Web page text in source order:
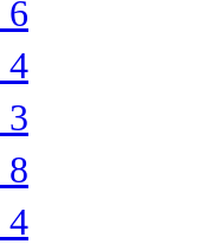
6
4
3
8
4